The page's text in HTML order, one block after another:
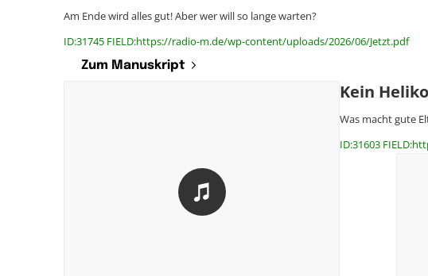
Am Ende wird alles gut! Aber wer will so lange warten?
ID:31745 FIELD:https://radio-m.de/wp-content/uploads/2026/06/Jetzt.pdf
Zum Manuskript
Kein
Was macht gute
ID:31603